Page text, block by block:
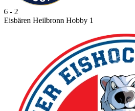
6 - 2
Eisbären Heilbronn Hobby 1